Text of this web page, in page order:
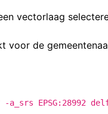
vectorlaag
voor de
EPSG:28992